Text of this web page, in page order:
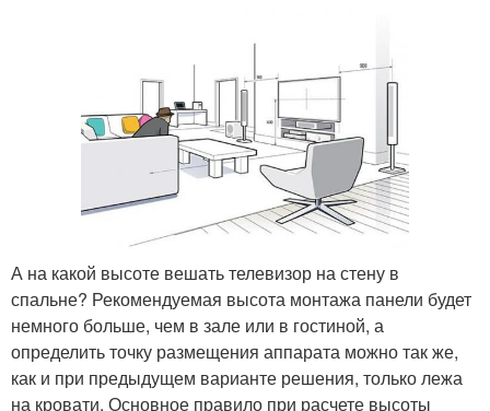
А на какой высоте вешать телевизор на стену в
спальне? Рекомендуемая высота монтажа панели будет
немного больше, чем в зале или в гостиной, а
определить точку размещения аппарата можно так же,
как и при предыдущем варианте решения, только лежа
на кровати. Основное правило при расчете высоты